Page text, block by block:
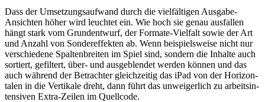
Dass der Umset­zungs­auf­wand durch die viel­fäl­tigen Ausgabe-
Ansichten höher wird leuchtet ein. Wie hoch sie genau ausfallen
hängt stark vom Grund­ent­wurf, der Formate-Viel­falt sowie der Art
und Anzahl von Sonder­ef­fekten ab. Wenn beispiels­weise nicht nur
verschie­dene Spal­ten­breiten im Spiel sind, sondern die Inhalte auch
sortiert, gefil­tert, über- und ausge­blendet werden können und das
auch während der Betrachter gleich­zeitig das iPad von der Hori­zon­
talen in die Verti­kale dreht, dann führt das unwei­ger­lich zu arbeits­in­
ten­siven Extra-Zeilen im Quell­code.